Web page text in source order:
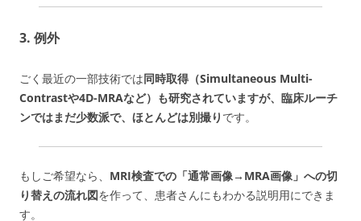
3. 例外
ごく最近の一部技術では同時取得（Simultaneous Multi-
Contrastや4D-MRAなど）も研究されていますが、臨床ルーチ
ンではまだ少数派で、ほとんどは別撮り です。
もしご希望なら、 MRI検査での「通常画像→MRA画像」への切
り替えの流れ図を作って、患者さんにもわかる説明用にできま
す。